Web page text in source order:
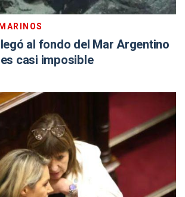
al fondo del Mar Argentino
casi imposible